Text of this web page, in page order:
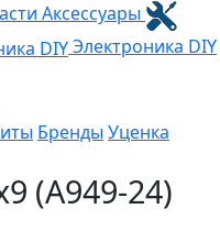
Аксессуары
Электроника DIY
Бренды Уценка
(A949-24)